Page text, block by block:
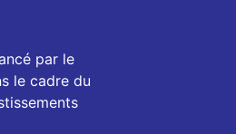
par le
le cadre du